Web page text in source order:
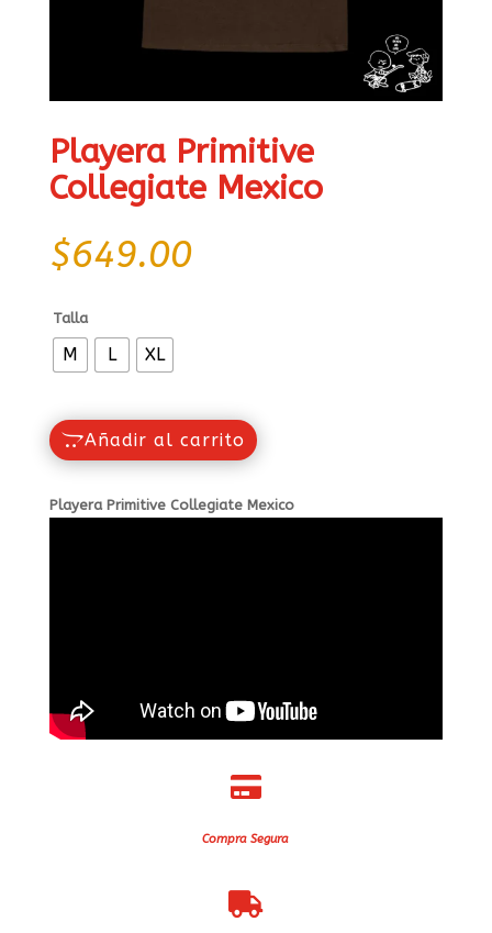
Playera Primitive
Collegiate Mexico
$649.00
Talla
M L XL
Añadir al carrito
Playera Primitive Collegiate Mexico

Compra Segura
